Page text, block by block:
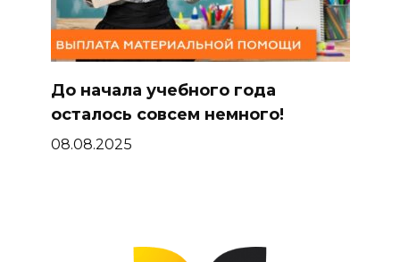
До начала учебного года
осталось совсем немного!
08.08.2025